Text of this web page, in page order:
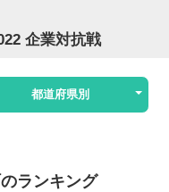
企業対抗戦
都道府県別
ランキング